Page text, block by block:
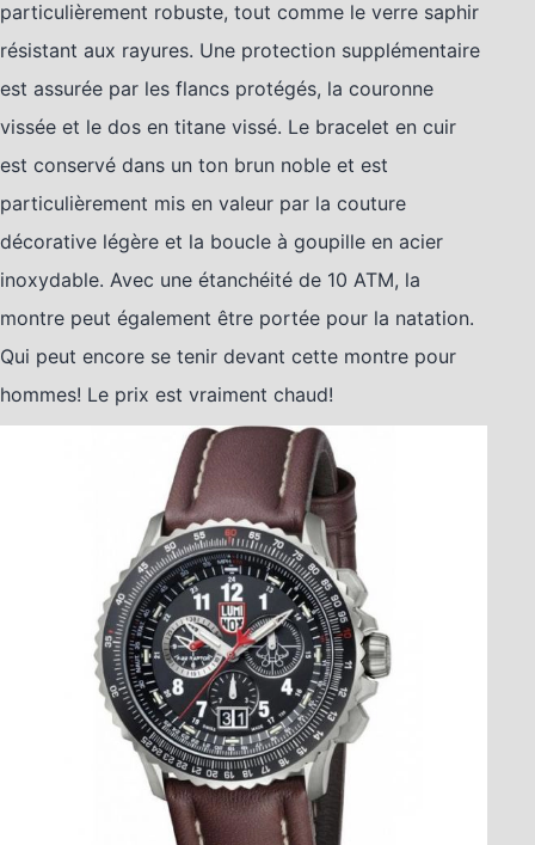
particulièrement robuste, tout comme le verre saphir
résistant aux rayures. Une protection supplémentaire
est assurée par les flancs protégés, la couronne
vissée et le dos en titane vissé. Le bracelet en cuir
est conservé dans un ton brun noble et est
particulièrement mis en valeur par la couture
décorative légère et la boucle à goupille en acier
inoxydable. Avec une étanchéité de 10 ATM, la
montre peut également être portée pour la natation.
Qui peut encore se tenir devant cette montre pour
hommes! Le prix est vraiment chaud!